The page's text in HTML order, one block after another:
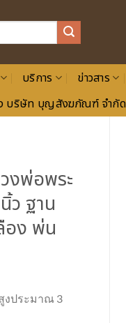
บริการ ข่าวสาร
บริษัท บุญสังฆภัณฑ์ จำกัด
งพ่อพระ
ว ฐาน
อง พ่น
งประมาณ 3